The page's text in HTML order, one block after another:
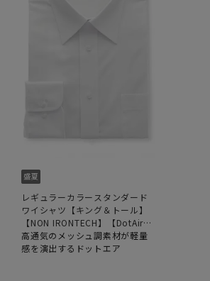
レギュラーカラースタンダード
ワイシャツ【キング＆トール】
【NON IRONTECH】【DotAir】
【＃すごシャツ】
高通気のメッシュ調素材が軽量
感を演出するドットエア